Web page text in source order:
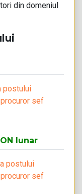
din domeniul
postului
sef
lunar
postului
sef